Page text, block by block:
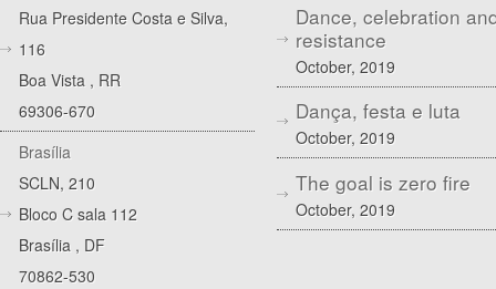
Rua Presidente Costa e Silva,
116
Boa Vista , RR
69306-670
Brasília
SCLN, 210
Bloco C sala 112
Brasília , DF
70862-530
Dance, celebration
resistance
October, 2019
Dança, festa e luta
October, 2019
The goal is zero fire
October, 2019